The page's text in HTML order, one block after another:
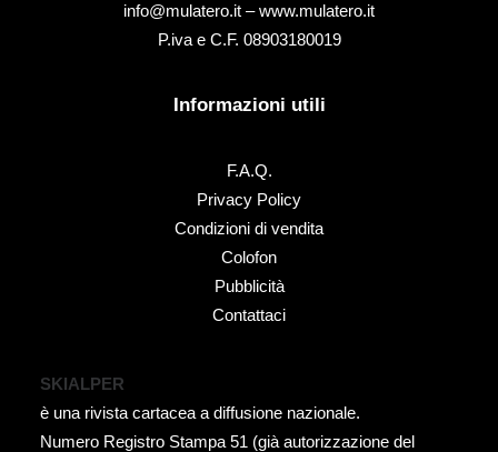
info@mulatero.it –www.mulatero.it
P.iva e C.F. 08903180019
Informazioni utili
F.A.Q.
Privacy Policy
Condizioni di vendita
Colofon
Pubblicità
Contattaci
SKIALPER
è una rivista cartacea a diffusione nazionale.
Numero Registro Stampa 51 (già autorizzazione del